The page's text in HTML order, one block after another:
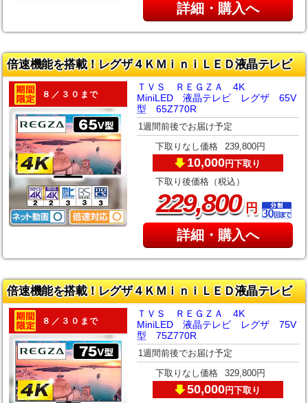
詳細・購入へ
倍速機能を搭載！レグザ４ＫＭｉｎｉＬＥＤ液晶テレビ
８／３０まで
ＴＶＳ ＲＥＧＺＡ 4K
MiniLED 液晶テレビ レグザ 65V
型 65Z770R
1週間前後でお届け予定
下取りなし価格 239,800円
10,000円下取り
下取り後価格（税込）
229,800円
詳細・購入へ
倍速機能を搭載！レグザ４ＫＭｉｎｉＬＥＤ液晶テレビ
８／３０まで
ＴＶＳ ＲＥＧＺＡ 4K
MiniLED 液晶テレビ レグザ 75V
型 75Z770R
1週間前後でお届け予定
下取りなし価格 329,800円
50,000円下取り